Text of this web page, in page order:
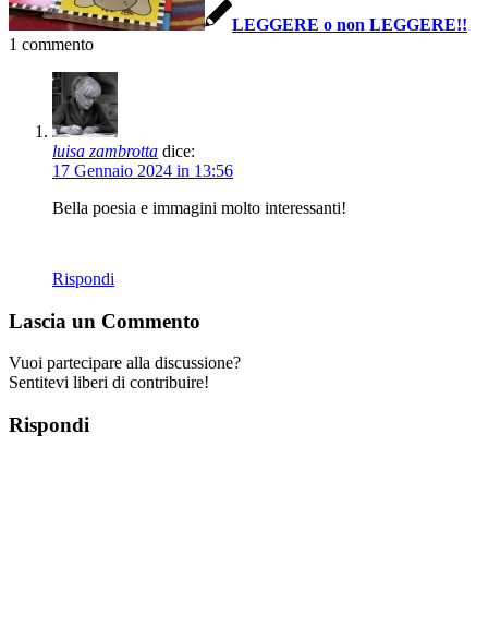
LEGGERE o non LEGGERE!!
1 commento
luisa zambrotta dice:
17 Gennaio 2024 in 13:56
Bella poesia e immagini molto interessanti!
Rispondi
Lascia un Commento
Vuoi partecipare alla discussione?
Sentitevi liberi di contribuire!
Rispondi